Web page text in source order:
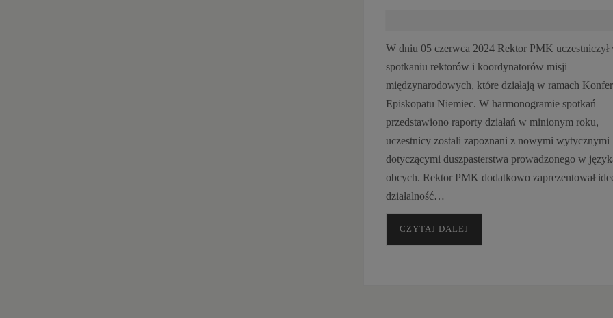
W dniu 05 czerwca 2024 Rektor PMK uczestniczył
spotkaniu rektorów i koordynatorów misji
międzynarodowych, które działają w ramach
Episkopatu Niemiec. W harmonogramie spotkań
przedstawiono raporty działań w minionym roku,
uczestnicy zostali zapoznani z nowymi wytycznymi
dotyczącymi duszpasterstwa prowadzonego w
obcych. Rektor PMK dodatkowo zaprezentował
działalność…
CZYTAJ DALEJ